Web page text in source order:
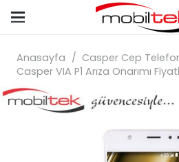
Anasayfa / Casper Cep
Casper VIA P1 Arıza Onarımı